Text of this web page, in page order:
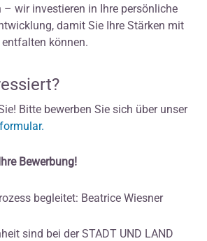
– wir investieren in Ihre persönliche
damit Sie Ihre Stärken mit
können.
Bitte bewerben Sie sich über unser
Bewerbung!
begleitet: Beatrice Wiesner
sind bei der STADT UND LAND